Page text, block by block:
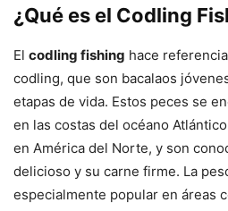
¿Qué es el Codling
El codling fishing hace
codling, que son bacalaos
etapas de vida. Estos peces se
en las costas del océano
en América del Norte, y son
delicioso y su carne firme. La
especialmente popular en áreas